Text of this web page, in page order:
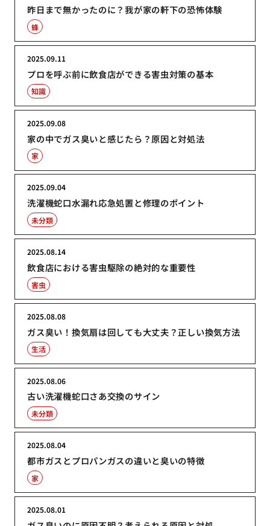
昨日まで無かったのに？我が家の軒下の恐怖体験
蜂
プロを呼ぶ前に飲食店ができる害虫対策の基本
2025.09.11
知識
家の中でガス臭いと感じたら？原因と対処法
2025.09.08
家
洗濯機蛇口水漏れ応急処置と修理のポイント
2025.09.04
未分類
飲食店における害虫駆除の絶対的な重要性
2025.08.14
害虫
ガス臭い！換気扇は回しても大丈夫？正しい換気方法
2025.08.08
生活
古い洗濯機蛇口さあ交換のサイン
2025.08.06
未分類
都市ガスとプロパンガスの違いと臭いの特徴
2025.08.04
家
2025.08.01